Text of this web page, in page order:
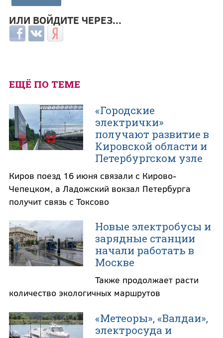
ИЛИ ВОЙДИТЕ ЧЕРЕЗ...
Login with Facebook
Login with ВКонтакте
Login with Яндекс
ЕЩЁ ПО ТЕМЕ
«Городские
электрички»
получают развитие в
Кировской области и
Петербургском узле
Киров поезд 16 июня связали с Кирово-
Чепецком, а Ладожский вокзал Петербурга
получит связь с Токсово
Новые электробусы и
зарядные станции
начали работать в
Москве
Также продолжает расти
количество экологичных маршрутов
«Метеоры», «Валдаи»,
электросуда и